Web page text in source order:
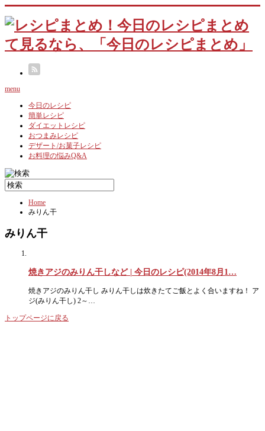
menu
今日のレシピ
簡単レシピ
ダイエットレシピ
おつまみレシピ
デザート/お菓子レシピ
お料理の悩みQ&A
Home
みりん干
みりん干
焼きアジのみりん干しなど | 今日のレシピ(2014年8月1…
焼きアジのみりん干し みりん干しは炊きたてご飯とよく合いますね！ ア
ジ(みりん干し) 2～…
トップページに戻る